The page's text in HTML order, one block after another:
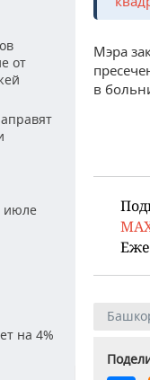
от
июле
на 4%
Мэра
в